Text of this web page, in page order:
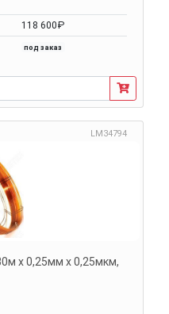
118 600₽
под заказ
LM34794
х 0,25мм х 0,25мкм,